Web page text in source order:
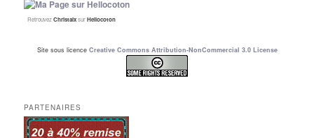
RetrouvezChristalxsurHellocoton
Site sous licence Creative Commons Attribution-NonCommercial 3.0 License
PARTENAIRES